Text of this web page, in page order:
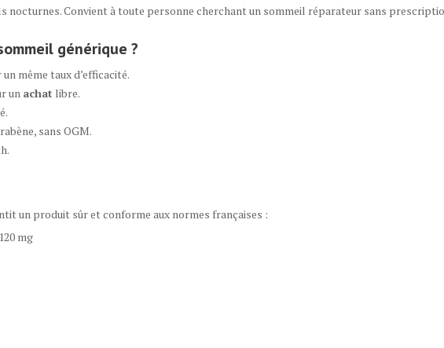
nocturnes. Convient à toute personne cherchant un sommeil réparateur sans
générique ?
même taux d’efficacité.
un achat libre.
sans OGM.
un produit sûr et conforme aux normes françaises :
mg